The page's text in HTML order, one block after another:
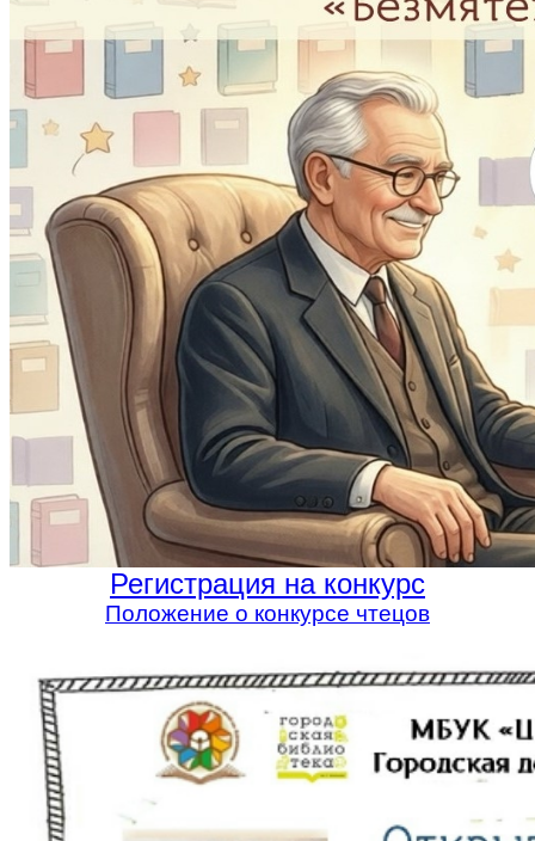
Регистрация на конкурс
Положение о конкурсе чтецов